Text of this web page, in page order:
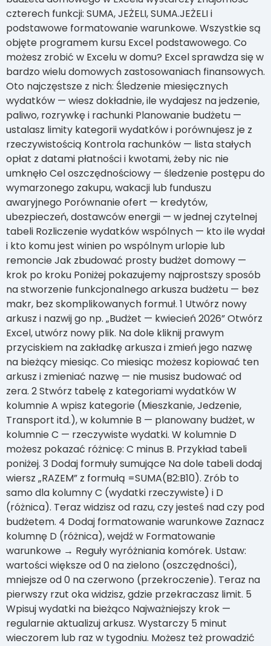
czterech funkcji: SUMA, JEŻELI, SUMA.JEŻELI i
podstawowe formatowanie warunkowe. Wszystkie są
objęte programem kursu Excel podstawowego. Co
możesz zrobić w Excelu w domu? Excel sprawdza się w
bardzo wielu domowych zastosowaniach finansowych.
Oto najczęstsze z nich: Śledzenie miesięcznych
wydatków — wiesz dokładnie, ile wydajesz na jedzenie,
paliwo, rozrywkę i rachunki Planowanie budżetu —
ustalasz limity kategorii wydatków i porównujesz je z
rzeczywistością Kontrola rachunków — lista stałych
opłat z datami płatności i kwotami, żeby nic nie
umknęło Cel oszczędnościowy — śledzenie postępu do
wymarzonego zakupu, wakacji lub funduszu
awaryjnego Porównanie ofert — kredytów,
ubezpieczeń, dostawców energii — w jednej czytelnej
tabeli Rozliczenie wydatków wspólnych — kto ile wydał
i kto komu jest winien po wspólnym urlopie lub
remoncie Jak zbudować prosty budżet domowy —
krok po kroku Poniżej pokazujemy najprostszy sposób
na stworzenie funkcjonalnego arkusza budżetu — bez
makr, bez skomplikowanych formuł. 1 Utwórz nowy
arkusz i nazwij go np. „Budżet — kwiecień 2026” Otwórz
Excel, utwórz nowy plik. Na dole kliknij prawym
przyciskiem na zakładkę arkusza i zmień jego nazwę
na bieżący miesiąc. Co miesiąc możesz kopiować ten
arkusz i zmieniać nazwę — nie musisz budować od
zera. 2 Stwórz tabelę z kategoriami wydatków W
kolumnie A wpisz kategorie (Mieszkanie, Jedzenie,
Transport itd.), w kolumnie B — planowany budżet, w
kolumnie C — rzeczywiste wydatki. W kolumnie D
możesz pokazać różnicę: C minus B. Przykład tabeli
poniżej. 3 Dodaj formuły sumujące Na dole tabeli dodaj
wiersz „RAZEM” z formułą =SUMA(B2:B10). Zrób to
samo dla kolumny C (wydatki rzeczywiste) i D
(różnica). Teraz widzisz od razu, czy jesteś nad czy pod
budżetem. 4 Dodaj formatowanie warunkowe Zaznacz
kolumnę D (różnica), wejdź w Formatowanie
warunkowe → Reguły wyróżniania komórek. Ustaw:
wartości większe od 0 na zielono (oszczędności),
mniejsze od 0 na czerwono (przekroczenie). Teraz na
pierwszy rzut oka widzisz, gdzie przekraczasz limit. 5
Wpisuj wydatki na bieżąco Najważniejszy krok —
regularnie aktualizuj arkusz. Wystarczy 5 minut
wieczorem lub raz w tygodniu. Możesz też prowadzić